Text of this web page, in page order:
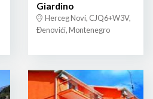
Giardino
Herceg Novi, CJQ6+W3V,
Đenovići, Montenegro